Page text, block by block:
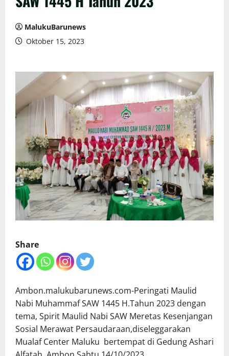
MalukuBarunews
Oktober 15, 2023
Share
Ambon.malukubarunews.com-Peringati Maulid
Nabi Muhammaf SAW 1445 H.Tahun 2023 dengan
tema, Spirit Maulid Nabi SAW Meretas Kesenjangan
Sosial Merawat Persaudaraan,diseleggarakan
Mualaf Center Maluku bertempat di Gedung Ashari